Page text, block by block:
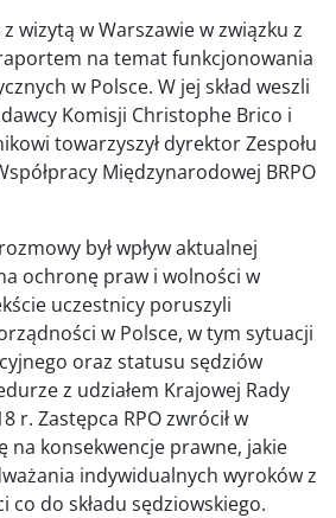
wizytą w Warszawie w związku z
na temat funkcjonowania
w Polsce. W jej skład weszli
Komisji Christophe Brico i
towarzyszył dyrektor Zespołu
Międzynarodowej BRPO
był wpływ aktualnej
ochronę praw i wolności w
uczestnicy poruszyli
w Polsce, w tym sytuacji
oraz statusu sędziów
z udziałem Krajowej Rady
r. Zastępca RPO zwrócił w
na konsekwencje prawne, jakie
indywidualnych wyroków z
co do składu sędziowskiego.